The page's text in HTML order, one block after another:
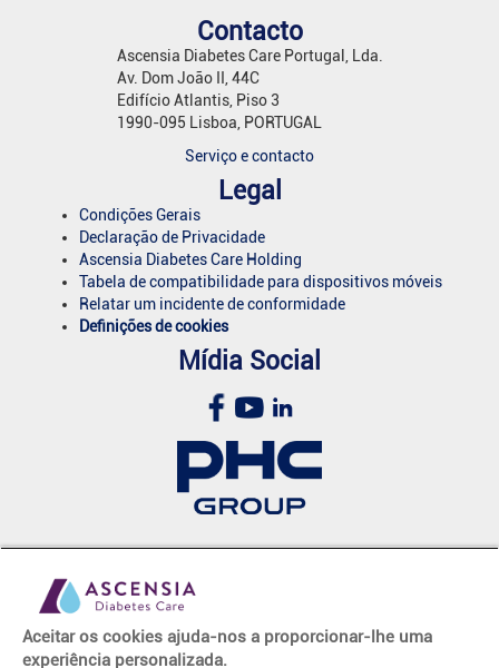
Contacto
Ascensia Diabetes Care Portugal, Lda.
Av. Dom João II, 44C
Edifício Atlantis, Piso 3
1990-095 Lisboa, PORTUGAL
Serviço e contacto
Legal
Condições Gerais
Declaração de Privacidade
Ascensia Diabetes Care Holding
Tabela de compatibilidade para dispositivos móveis
Relatar um incidente de conformidade
Definições de cookies
Mídia Social
© 2026 Ascensia Diabetes Care Holdings AG. Todos os direitos
Aceitar os cookies ajuda-nos a proporcionar-lhe uma
experiência personalizada.